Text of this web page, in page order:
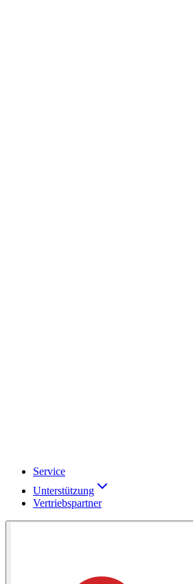
Service
Unterstützung
Vertriebspartner